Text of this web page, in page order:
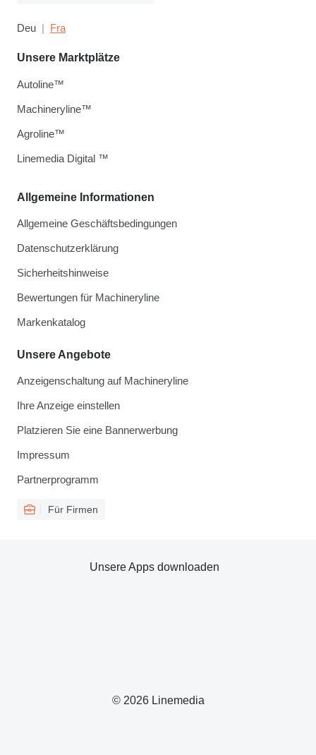
Deu Fra
Allgemeine Informationen
Allgemeine Geschäftsbedingungen
Datenschutzerklärung
Sicherheitshinweise
Bewertungen für Machineryline
Markenkatalog
Unsere Angebote
Anzeigenschaltung auf Machineryline
Ihre Anzeige einstellen
Platzieren Sie eine Bannerwerbung
Impressum
Partnerprogramm
Für Firmen
Unsere Marktplätze
Autoline™
Machineryline™
Agroline™
Linemedia Digital ™
© 2026 Linemedia
Unsere Apps downloaden